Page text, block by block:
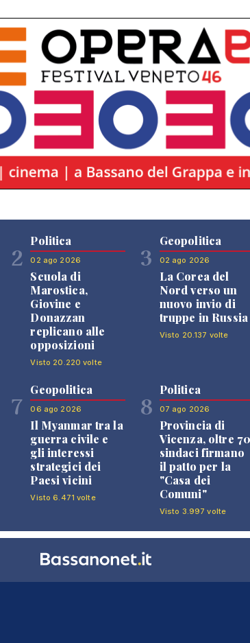
2
Politica
02 ago 2026
Scuola di
Marostica,
Giovine e
Donazzan
replicano alle
opposizioni
Visto 20.220 volte
3
Geopolitica
02 ago 2026
La Corea del
Nord verso un
nuovo invio di
truppe in Russia
Visto 20.137 volte
7
Geopolitica
06 ago 2026
Il Myanmar tra la
guerra civile e
gli interessi
strategici dei
Paesi vicini
Visto 6.471 volte
8
Politica
07 ago 2026
Provincia di
Vicenza, oltre
sindaci firmano
il patto per la
"Casa dei
Comuni"
Visto 3.997 volte